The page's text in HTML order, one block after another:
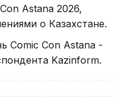
Astana 2026,
о Казахстане.
Comic Con Astana -
Kazinform.